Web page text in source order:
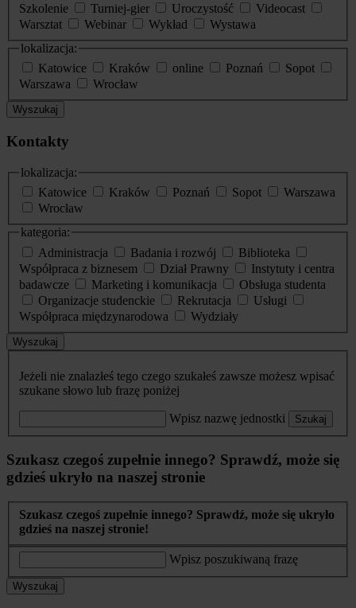
Szkolenie
Turniej-gier Uroczystość
Videocast
Warsztat
Webinar Wykład
Wystawa
lokalizacja:
Katowice
Kraków online Poznań
Sopot
Warszawa
Wrocław
Wyszukaj
Kontakty
lokalizacja:
Katowice
Kraków Poznań Sopot
Warszawa
Wrocław
kategoria:
Administracja
Badania i rozwój
Biblioteka
Współpraca z biznesem
Dział Prawny
Instytuty i centra
badawcze
Marketing i komunikacja
Obsługa studenta
Organizacje studenckie
Rekrutacja
Usługi
Współpraca międzynarodowa
Wydziały
Wyszukaj
Jeżeli nie znalazłeś tego czego szukałeś zawsze możesz wpisać
szukane słowo lub frazę poniżej
Wpisz nazwę jednostki Szukaj
Szukasz czegoś zupełnie innego? Sprawdź, może się
gdzieś ukryło na naszej stronie
Szukasz czegoś zupełnie innego? Sprawdź, może się ukryło
gdzieś na naszej stronie!
Wpisz poszukiwaną frazę
Wyszukaj